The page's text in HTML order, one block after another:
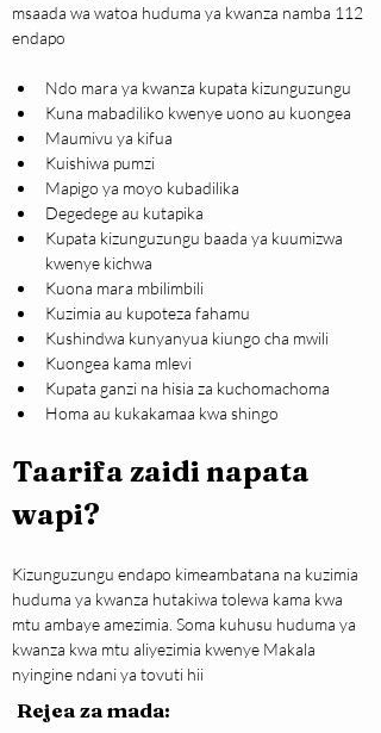
msaada wa watoa huduma ya kwanza namba 112
endapo
Ndo mara ya kwanza kupata kizunguzungu
Kuna mabadiliko kwenye uono au kuongea
Maumivu ya kifua
Kuishiwa pumzi
Mapigo ya moyo kubadilika
Degedege au kutapika
Kupata kizunguzungu baada ya kuumizwa
kwenye kichwa
Kuona mara mbilimbili
Kuzimia au kupoteza fahamu
Kushindwa kunyanyua kiungo cha mwili
Kuongea kama mlevi
Kupata ganzi na hisia za kuchomachoma
Homa au kukakamaa kwa shingo
Taarifa zaidi napata
wapi?
Kizunguzungu endapo kimeambatana na kuzimia
huduma ya kwanza hutakiwa tolewa kama kwa
mtu ambaye amezimia. Soma kuhusu huduma ya
kwanza kwa mtu aliyezimia kwenye Makala
nyingine ndani ya tovuti hii
Rejea za mada: